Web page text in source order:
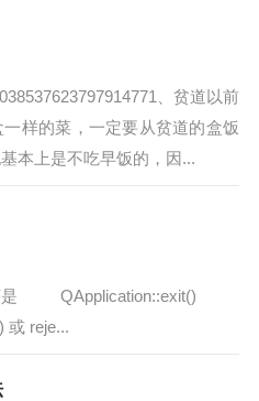
、贫道以前
样的菜，一定要从贫道的盒饭
上是不吃早饭的，因...
是 QApplication::exit()
或 reje...